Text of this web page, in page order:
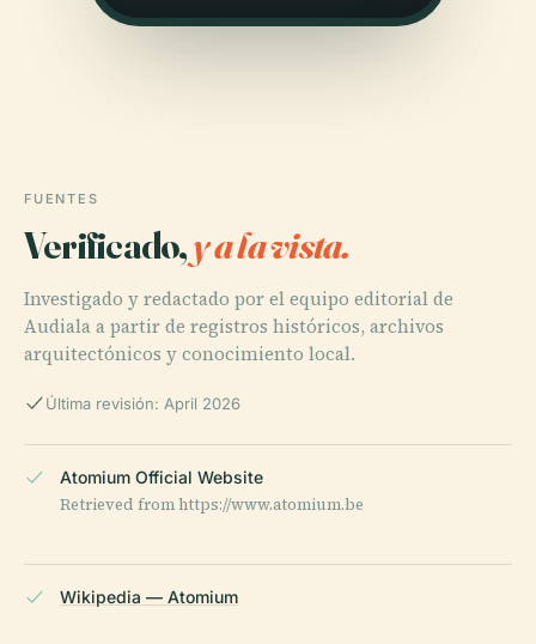
FUENTES
Verificado,y a la vista.
Investigado y redactado por el equipo editorial de
Audiala a partir de registros históricos, archivos
arquitectónicos y conocimiento local.
Última revisión: April 2026
Atomium Official Website
Retrieved from https://www.atomium.be
Wikipedia — Atomium